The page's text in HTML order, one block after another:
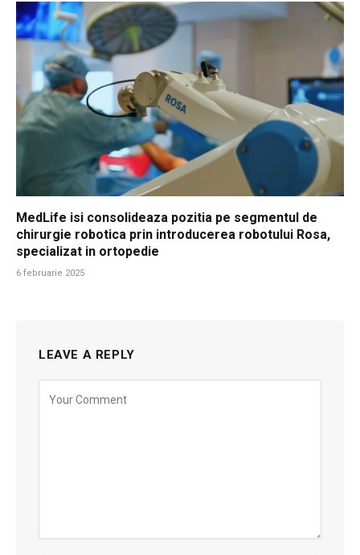
MedLife isi consolideaza pozitia pe segmentul de
chirurgie robotica prin introducerea robotului Rosa,
specializat in ortopedie
6 februarie 2025
LEAVE A REPLY